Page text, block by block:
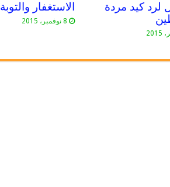
لرد كيد مردة
الاستغفار والتوبة
8 نوفمبر، 2015